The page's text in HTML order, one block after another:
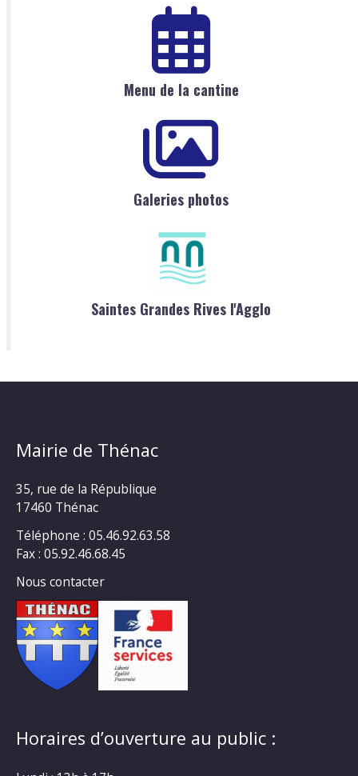
Menu de la cantine
Galeries photos
Saintes Grandes Rives l'Agglo
Mairie de Thénac
35, rue de la République
17460 Thénac
Téléphone : 05.46.92.63.58
Fax : 05.92.46.68.45
Nous contacter
Horaires d’ouverture au public :